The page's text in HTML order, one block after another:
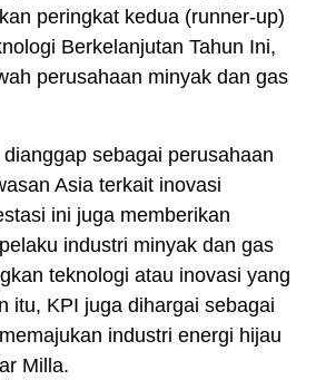
peringkat kedua (runner-up)
Berkelanjutan Tahun Ini,
perusahaan minyak dan gas
sebagai perusahaan
Asia terkait inovasi
ini juga memberikan
industri minyak dan gas
teknologi atau inovasi yang
itu, KPI juga dihargai sebagai
industri energi hijau
Milla.